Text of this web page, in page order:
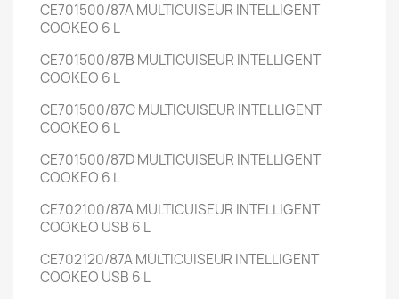
CE701500/87AMULTICUISEUR INTELLIGENT
COOKEO 6 L
CE701500/87B MULTICUISEUR INTELLIGENT
COOKEO 6 L
CE701500/87CMULTICUISEUR INTELLIGENT
COOKEO 6 L
CE701500/87DMULTICUISEUR INTELLIGENT
COOKEO 6 L
CE702100/87AMULTICUISEUR INTELLIGENT
COOKEO USB 6 L
CE702120/87AMULTICUISEUR INTELLIGENT
COOKEO USB 6 L